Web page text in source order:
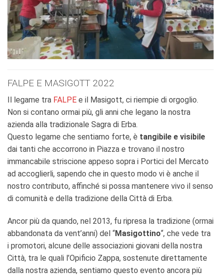
FALPE E MASIGOTT 2022
Il legame tra FALPE e il Masigott, ci riempie di orgoglio.
Non si contano ormai più, gli anni che legano la nostra
azienda alla tradizionale Sagra di Erba.
Questo legame che sentiamo forte, è tangibile e visibile
dai tanti che accorrono in Piazza e trovano il nostro
immancabile striscione appeso sopra i Portici del Mercato
ad accoglierli, sapendo che in questo modo vi è anche il
nostro contributo, affinché si possa mantenere vivo il senso
di comunità e della tradizione della Città di Erba.
Ancor più da quando, nel 2013, fu ripresa la tradizione (ormai
abbandonata da vent’anni) del “Masigottino“, che vede tra
i promotori, alcune delle associazioni giovani della nostra
Città, tra le quali l’Opificio Zappa, sostenute direttamente
dalla nostra azienda, sentiamo questo evento ancora più